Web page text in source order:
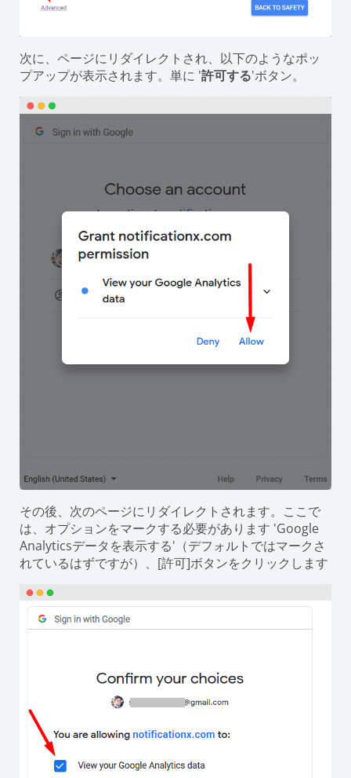
次に、ページにリダイレクトされ、以下のようなポッ
プアップが表示されます。単に '許可する'ボタン。
その後、次のページにリダイレクトされます。ここで
は、オプションをマークする必要があります 'Google
Analyticsデータを表示する'（デフォルトではマークさ
れているはずですが）、[許可]ボタンをクリックします